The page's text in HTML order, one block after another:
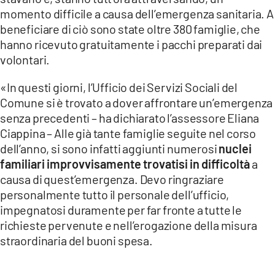
momento difficile a causa dell’emergenza sanitaria. A
beneficiare di ciò sono state oltre 380 famiglie, che
hanno ricevuto gratuitamente i pacchi preparati dai
volontari.
«In questi giorni, l’Ufficio dei Servizi Sociali del
Comune si è trovato a dover affrontare un’emergenza
senza precedenti – ha dichiarato l’assessore Eliana
Ciappina – Alle già tante famiglie seguite nel corso
dell’anno, si sono infatti aggiunti numerosinuclei
familiari improvvisamente trovatisi in difficoltàa
causa di quest’emergenza. Devo ringraziare
personalmente tutto il personale dell’ufficio,
impegnatosi duramente per far fronte a tutte le
richieste pervenute e nell’erogazione della misura
straordinaria del buoni spesa.